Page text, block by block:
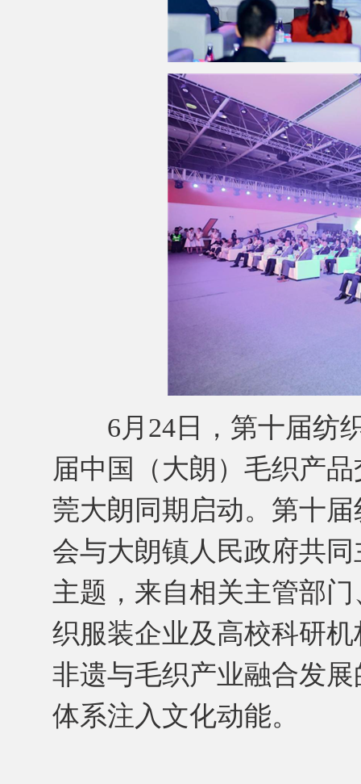
6月24日，第十届纺织
届中国（大朗）毛织产
莞大朗同期启动。第十
会与大朗镇人民政府共
主题，来自相关主管部
织服装企业及高校科研
非遗与毛织产业融合发
体系注入文化动能。